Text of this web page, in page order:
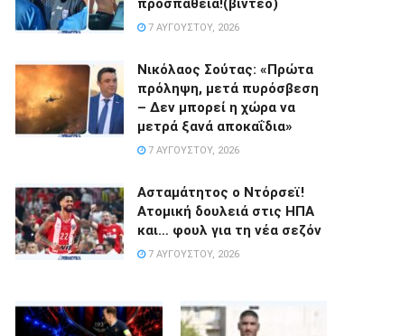
προσπάθεια!(βίντεο)
7 ΑΥΓΟΎΣΤΟΥ, 2026
Νικόλαος Σούτας: «Πρώτα
πρόληψη, μετά πυρόσβεση
– Δεν μπορεί η χώρα να
μετρά ξανά αποκαΐδια»
7 ΑΥΓΟΎΣΤΟΥ, 2026
Ασταμάτητος ο Ντόρσεϊ!
Ατομική δουλειά στις ΗΠΑ
και… φουλ για τη νέα σεζόν
7 ΑΥΓΟΎΣΤΟΥ, 2026